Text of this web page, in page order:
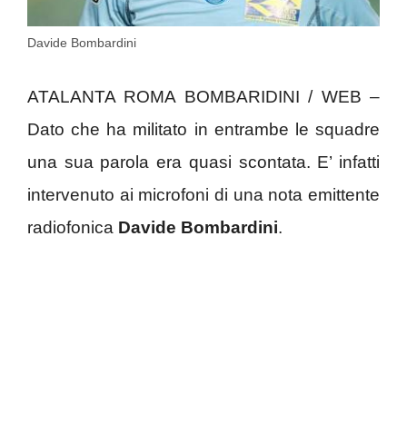
Davide Bombardini
ATALANTA ROMA BOMBARIDINI / WEB –
Dato che ha militato in entrambe le squadre
una sua parola era quasi scontata. E’ infatti
intervenuto ai microfoni di una nota emittente
radiofonica Davide Bombardini.